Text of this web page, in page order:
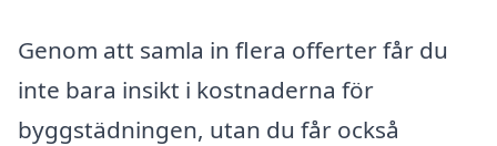
Genom att samla in flera offerter får du
inte bara insikt i kostnaderna för
byggstädningen, utan du får också